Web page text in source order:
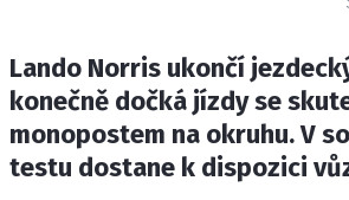
OSOBNÍ ÚDAJE /
Provozovatelem serveru
Lando Norris ukončí
konečně dočká jízdy se
monopostem na okruhu. V
testu dostane k dispozici